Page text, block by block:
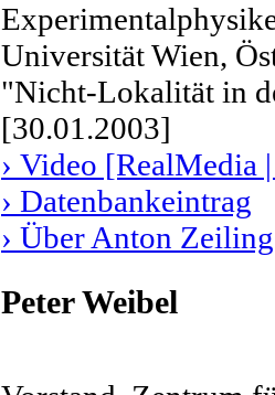
Universität Wien,
"Nicht-Lokalität in
[30.01.2003]
› Video [RealMedia
› Datenbankeintrag
› Über Anton
Peter Weibel